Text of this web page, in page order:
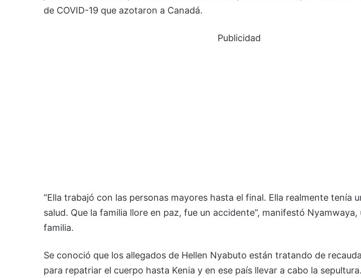
de COVID-19 que azotaron a Canadá.
Publicidad
“Ella trabajó con las personas mayores hasta el final. Ella realmente tenía
salud. Que la familia llore en paz, fue un accidente”, manifestó
familia.
Se conoció que los allegados de Hellen Nyabuto están tratando de
para repatriar el cuerpo hasta Kenia y en ese país llevar a cabo la sepultura.